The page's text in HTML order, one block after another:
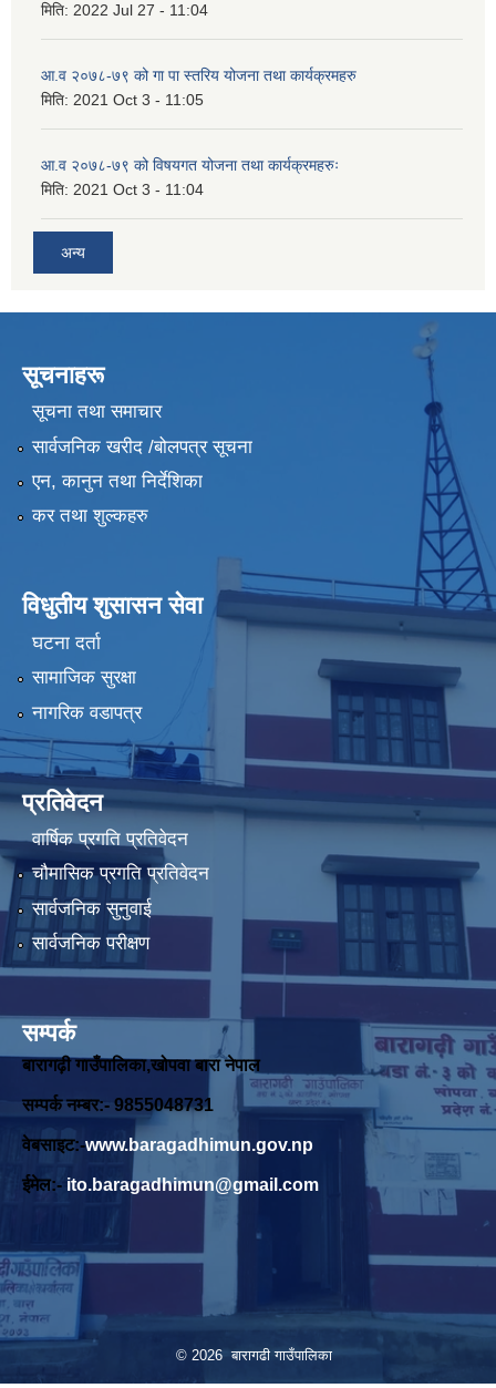
मिति: 2022 Jul 27 - 11:04
आ.व २०७८-७९ को गा पा स्तरिय योजना तथा कार्यक्रमहरु
मिति: 2021 Oct 3 - 11:05
आ.व २०७८-७९ को विषयगत योजना तथा कार्यक्रमहरुः
मिति: 2021 Oct 3 - 11:04
अन्य
सूचनाहरू
सूचना तथा समाचार
सार्वजनिक खरीद /बोलपत्र सूचना
एन, कानुन तथा निर्देशिका
कर तथा शुल्कहरु
विधुतीय शुसासन सेवा
घटना दर्ता
सामाजिक सुरक्षा
नागरिक वडापत्र
प्रतिवेदन
वार्षिक प्रगति प्रतिवेदन
चौमासिक प्रगति प्रतिवेदन
सार्वजनिक सुनुवाई
सार्वजनिक परीक्षण
सम्पर्क
बारागढ़ी गाउँपालिका,खोपवा बारा नेपाल
सम्पर्क नम्बर:- 9855048731
वेबसाइट:-www.baragadhimun.gov.np
ईमेल:- ito.baragadhimun@gmail.com
© 2026 बारागढी गाउँपालिका